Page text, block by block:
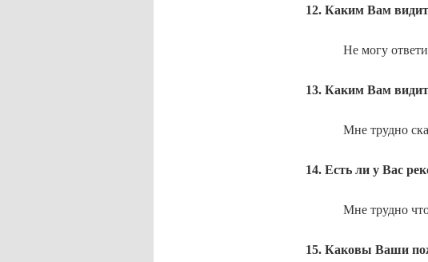
12. Каким Вам
Не могу
13. Каким Вам
Мне трудно
14. Есть ли у Вас
Мне трудно
15. Каковы Ваши